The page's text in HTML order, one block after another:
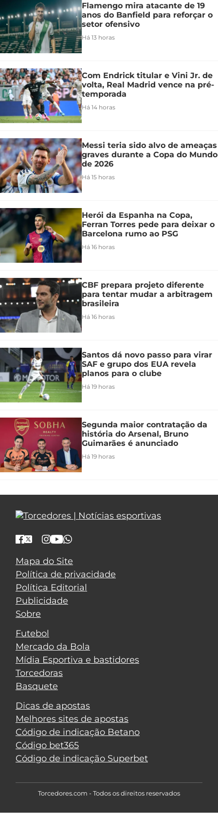
Flamengo mira atacante de 19
anos do Banfield para reforçar o
setor ofensivo
Há 13 horas
Com Endrick titular e Vini Jr. de
volta, Real Madrid vence na pré-
temporada
Há 14 horas
Messi teria sido alvo de ameaças
graves durante a Copa do Mundo
de 2026
Há 15 horas
Herói da Espanha na Copa,
Ferran Torres pede para deixar o
Barcelona rumo ao PSG
Há 16 horas
CBF prepara projeto diferente
para tentar mudar a arbitragem
brasileira
Há 16 horas
Santos dá novo passo para virar
SAF e grupo dos EUA revela
planos para o clube
Há 19 horas
Segunda maior contratação da
história do Arsenal, Bruno
Guimarães é anunciado
Há 19 horas
Mapa do Site
Política de privacidade
Política Editorial
Publicidade
Sobre
Futebol
Mercado da Bola
Mídia Esportiva e bastidores
Torcedoras
Basquete
Dicas de apostas
Melhores sites de apostas
Código de indicação Betano
Código bet365
Código de indicação Superbet
Torcedores.com - Todos os direitos reservados